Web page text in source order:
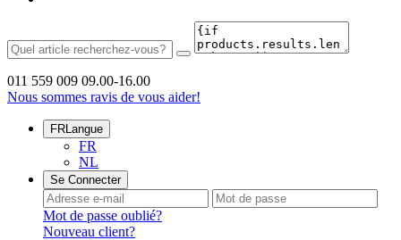
011 559 009 09.00-16.00
Nous sommes ravis de vous aider!
FRLangue
FR
NL
Se Connecter
Mot de passe oublié?
Nouveau client?